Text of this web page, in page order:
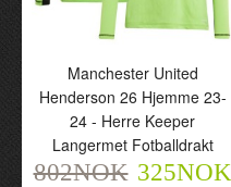
Henderson 26 Hjemme
23-24 - Herre Keeper
Langermet Fotballdrakt
802NOK 325NOK
Manchester United
Henderson 26 Hjemme 23-
24 - Herre Keeper
Langermet Fotballdrakt
802NOK 325NOK